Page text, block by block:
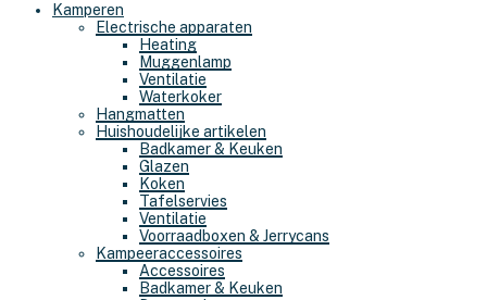
Kamperen
Electrische apparaten
Heating
Muggenlamp
Ventilatie
Waterkoker
Hangmatten
Huishoudelijke artikelen
Badkamer & Keuken
Glazen
Koken
Tafelservies
Ventilatie
Voorraadboxen & Jerrycans
Kampeeraccessoires
Accessoires
Badkamer & Keuken